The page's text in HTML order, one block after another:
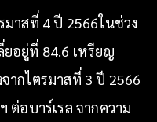
มาสที่ 4 ปี 2566ในช่วง
ยอยู่ที่ 84.6 เหรียญ
ากไตรมาสที่ 3 ปี 2566
ต่อบาร์เรล จากความ